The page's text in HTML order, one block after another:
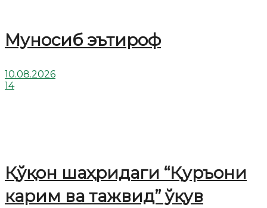
Муносиб эътироф
10.08.2026
14
Қўқон шаҳридаги “Қуръони
карим ва тажвид” ўқув